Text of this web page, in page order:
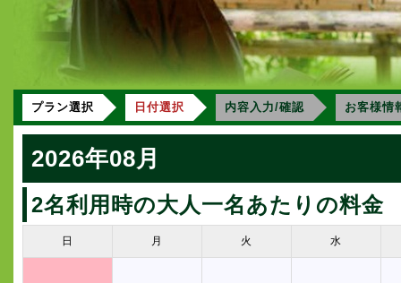
プラン選択 日付選択 内容入力/確認 お客様情
2026年08月
2名利用時の大人一名あたりの料金
日 月 火 水